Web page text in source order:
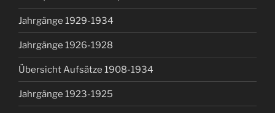
Jahrgänge 1929-1934
Jahrgänge 1926-1928
Übersicht Aufsätze 1908-1934
Jahrgänge 1923-1925